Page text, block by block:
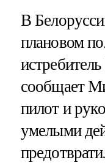
В
плановом
сообщает
пилот и
умелыми